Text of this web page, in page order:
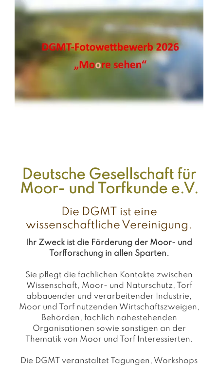
Deutsche Gesellschaft für
Moor- und Torfkunde e.V.
Die DGMT ist eine
wissenschaftliche Vereinigung.
Ihr Zweck ist die Förderung der Moor- und
Torfforschung in allen Sparten.
Sie pflegt die fachlichen Kontakte zwischen
Wissenschaft, Moor- und Naturschutz, Torf
abbauender und verarbeitender Industrie,
Moor und Torf nutzenden Wirtschaftszweigen,
Behörden, fachlich nahestehenden
Organisationen sowie sonstigen an der
Thematik von Moor und Torf Interessierten.
Die DGMT veranstaltet Tagungen, Workshops